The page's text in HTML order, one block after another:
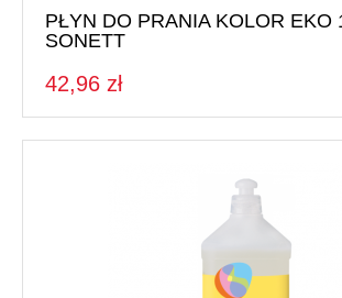
PŁYN DO PRANIA KOLOR EKO
SONETT
42,96 zł